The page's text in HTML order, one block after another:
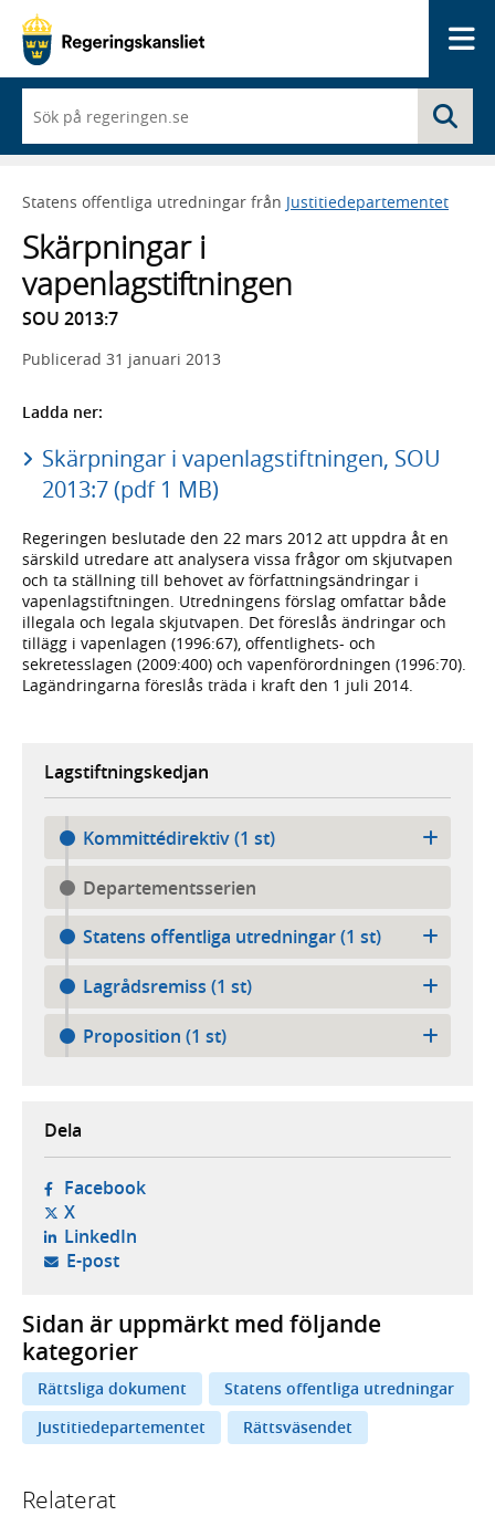
du
börjar
skriva
framträder
lista
med
sökförslag
Statens offentliga utredningar från Justitiedepartementet
Skärpningar i
vapenlagstiftningen
SOU 2013:7
Publicerad 31 januari 2013
Ladda ner:
Skärpningar i vapenlagstiftningen, SOU
2013:7 (pdf 1 MB)
Regeringen beslutade den 22 mars 2012 att uppdra åt en
särskild utredare att analysera vissa frågor om skjutvapen
och ta ställning till behovet av författningsändringar i
vapenlagstiftningen. Utredningens förslag omfattar både
illegala och legala skjutvapen. Det föreslås ändringar och
tillägg i vapenlagen (1996:67), offentlighets- och
sekretesslagen (2009:400) och vapenförordningen (1996:70).
Lagändringarna föreslås träda i kraft den 1 juli 2014.
Lagstiftningskedjan
Kommittédirektiv (1 st)
Departementsserien
Statens offentliga utredningar (1 st)
Lagrådsremiss (1 st)
Proposition (1 st)
Dela
Facebook- öppnas i ny flik, extern webbplats,
X- öppnas i ny flik, extern webbplats,
LinkedIn- öppnas i ny flik, extern webbplats,
E-post- öppnar din e-postklient,
Sidan är uppmärkt med följande
kategorier
Rättsliga dokument
Statens offentliga utredningar
Justitiedepartementet
Rättsväsendet
Relaterat